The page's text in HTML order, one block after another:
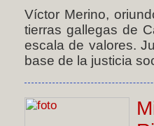
Víctor Merino,
tierras gallegas de
escala de valores.
base de la justicia